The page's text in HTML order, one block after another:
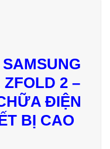
2 –
ĐIỆN
BỊ CAO